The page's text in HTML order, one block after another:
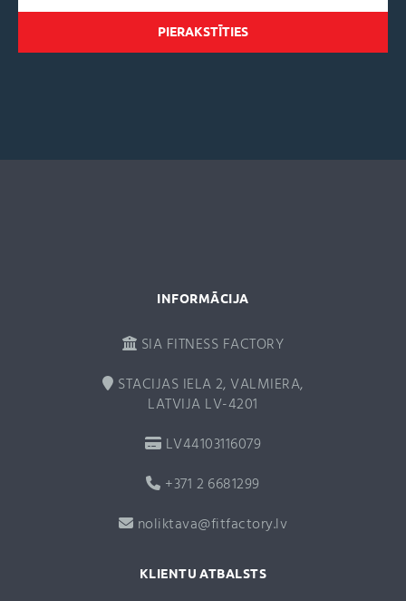
t
INFORMĀCIJA
SIA FITNESS FACTORY
STACIJAS IELA 2, VALMIERA,
LATVIJA LV-4201
LV44103116079
+371 2 6681299
noliktava@fitfactory.lv
KLIENTU ATBALSTS